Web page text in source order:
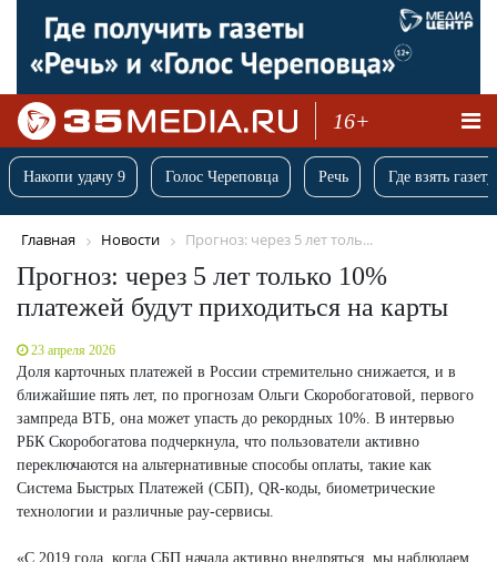
16+
Накопи удачу 9 Голос Череповца Речь Где взять
Главная Новости Прогноз: через 5 лет толь...
Прогноз: через 5 лет только 10%
платежей будут приходиться на карты
23 апреля 2026
Доля карточных платежей в России стремительно снижается, и в
ближайшие пять лет, по прогнозам Ольги Скоробогатовой, первого
зампреда ВТБ, она может упасть до рекордных 10%. В интервью
РБК Скоробогатова подчеркнула, что пользователи активно
переключаются на альтернативные способы оплаты, такие как
Система Быстрых Платежей (СБП), QR-коды, биометрические
технологии и различные pay-сервисы.
«С 2019 года, когда СБП начала активно внедряться, мы наблюдаем